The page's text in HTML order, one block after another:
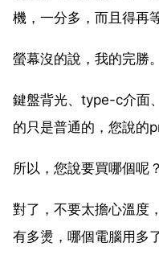
機，一分多，而且得再
螢幕沒的說，我的完勝。
鍵盤背光、type-c介面
的只是普通的，您說的
所以，您說要買哪個呢？
對了，不要太擔心溫度
有多燙，哪個電腦用多